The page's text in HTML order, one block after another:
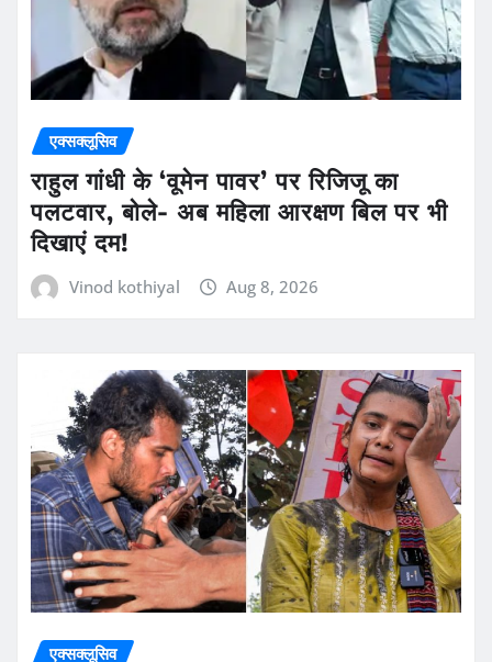
एक्सक्लूसिव
राहुल गांधी के ‘वूमेन पावर’ पर रिजिजू का
पलटवार, बोले- अब महिला आरक्षण बिल पर भी
दिखाएं दम!
Vinod kothiyal Aug 8, 2026
एक्सक्लूसिव